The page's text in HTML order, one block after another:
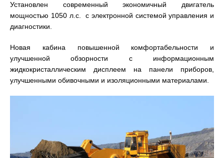
Установлен современный экономичный двигатель
мощностью 1050 л.с. с электронной системой управления и
диагностики.
Новая кабина повышенной комфортабельности и
улучшенной обзорности с информационным
жидкокристаллическим дисплеем на панели приборов,
улучшенными обивочными и изоляционными материалами.